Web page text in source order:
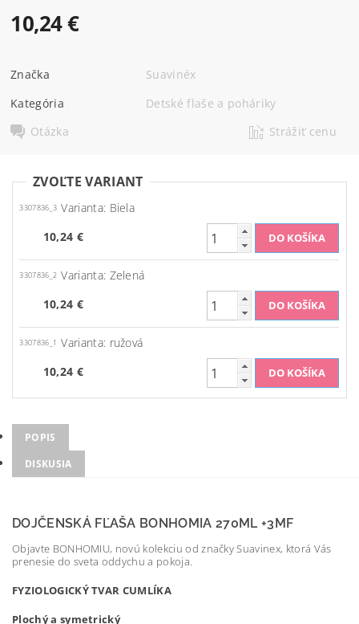
10,24 €
Značka
Suavinéx
Kategória
Detské flaše a poháriky
Otázka
Strážiť cenu
ZVOĽTE VARIANT
3307836_3 Varianta: Biela
10,24 €
3307836_2 Varianta: Zelená
10,24 €
3307836_1
Varianta: ružová
10,24 €
POPIS
DISKUSIA
DOJČENSKÁ FĽAŠA BONHOMIA 270ML +3MF
Objavte BONHOMIU, novú kolekciu od značky Suavinex, ktorá Vás
prenesie do sveta oddychu a pokoja.
FYZIOLOGICKÝ TVAR CUMLÍKA
Plochý a symetrický